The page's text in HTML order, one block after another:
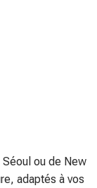
ou de New
adaptés à vos